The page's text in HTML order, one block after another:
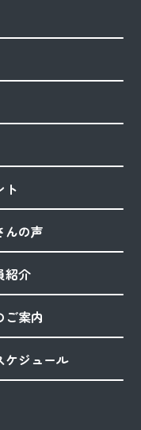
ト
んの声
紹介
ご案内
ケジュール